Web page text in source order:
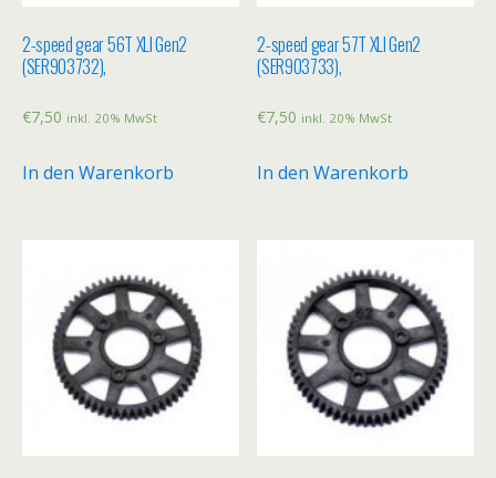
2-speed gear 56T XLI Gen2
(SER903732),
€7,50 inkl. 20% MwSt
In den Warenkorb
2-speed gear 57T XLI Gen2
(SER903733),
€7,50 inkl. 20% MwSt
In den Warenkorb